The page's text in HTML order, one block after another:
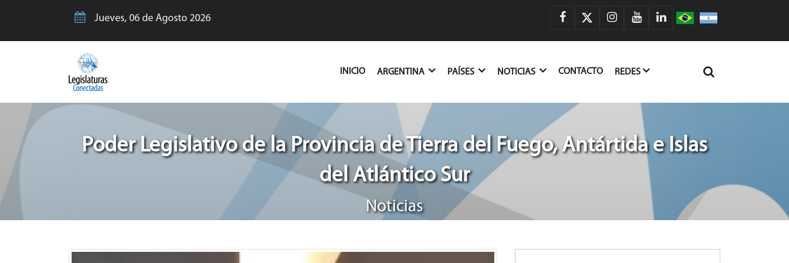
Jueves, 06 de Agosto 2026
INICIO(CURRENT)
ARGENTINA PAÍSES NOTICIAS CONTACTO REDES
Poder Legislativo de la Provincia de Tierra del Fuego, Antártida e Islas
del Atlántico Sur
Noticias